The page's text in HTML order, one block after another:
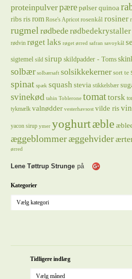
proteinpulverpære pølser quinoa
ribs risrom Rose's Apricot rosenkål rosiner
rugmel rødbederødbedekrystaller
rødvin røget laks røget ørred safran savoykål
sigtemel sild sirup skildpadder - Toms
solbær solbærsaft solsikkekerner sort te
spinat spæk squash stevia stikkelsbær
svinekød tahin Toblerone tomattorsk
tykmælk valnødder vesterhavsost vilde ris
yacon sirup ymer yoghurtæble
æggeblommeræggehvider
ørred
Lene Tøttrup Strunge på
Kategorier
Tidligere indlæg